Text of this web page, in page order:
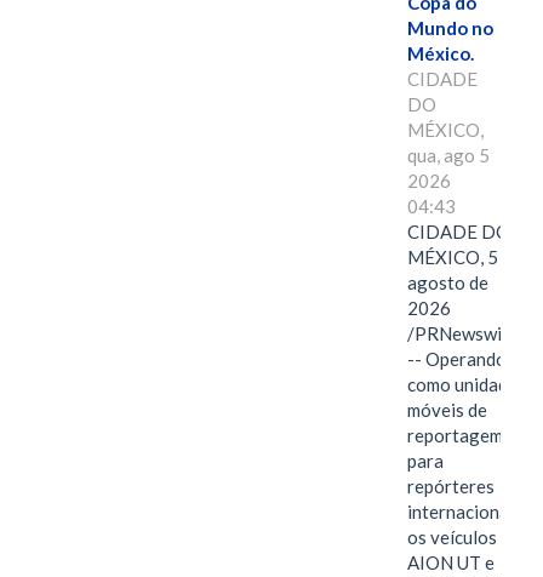
Mundo no
México.
CIDADE
DO
MÉXICO,
qua, ago 5
2026
04:43
CIDADE DO
MÉXICO, 5 de
agosto de
2026
/PRNewswire/
-- Operando
como unidades
móveis de
reportagem
para
repórteres
internacionais,
os veículos
AION UT e